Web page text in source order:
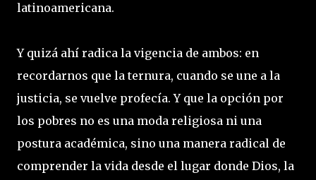
latinoamericana.
Y quizá ahí radica la vigencia de ambos: en
recordarnos que la ternura, cuando se une a la
justicia, se vuelve profecía. Y que la opción por
los pobres no es una moda religiosa ni una
postura académica, sino una manera radical de
comprender la vida desde el lugar donde Dios, la